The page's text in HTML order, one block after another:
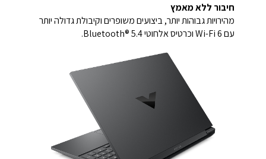
חיבור ללא מאמץ
מהירויות גבוהות יותר, ביצועים משופרים וקיבולת גדולה יותר
עם Wi-Fi 6 וכרטיס אלחוטי Bluetooth® 5.4.